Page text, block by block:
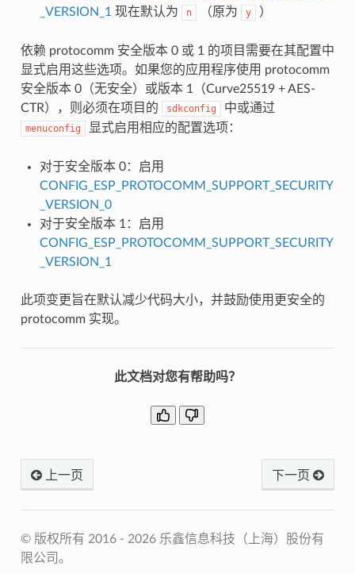
_VERSION_1 现在默认为 n （原为 y ）
依赖 protocomm 安全版本 0 或 1 的项目需要在其配置中
显式启用这些选项。如果您的应用程序使用 protocomm
安全版本 0（无安全）或版本 1（Curve25519 + AES-
CTR），则必须在项目的
sdkconfig 中或通过
menuconfig 显式启用相应的配置选项：
对于安全版本 0：启用
CONFIG_ESP_PROTOCOMM_SUPPORT_SECURITY
_VERSION_0
对于安全版本 1：启用
CONFIG_ESP_PROTOCOMM_SUPPORT_SECURITY
_VERSION_1
此项变更旨在默认减少代码大小，并鼓励使用更安全的
protocomm 实现。
此文档对您有帮助吗？
上一页 下一页
© 版权所有 2016 - 2026 乐鑫信息科技（上海）股份有
限公司。